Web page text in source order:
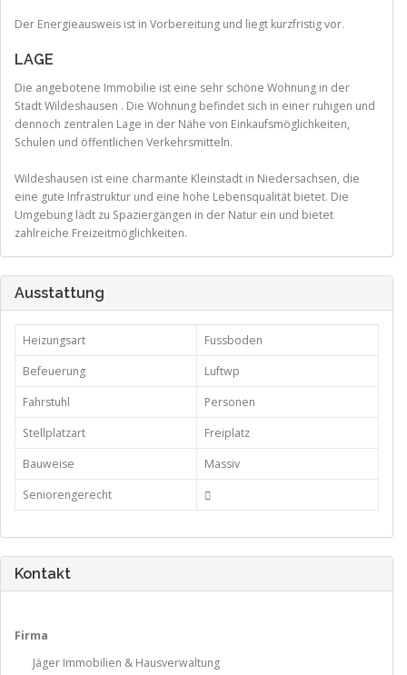
Der Energieausweis ist in Vorbereitung und liegt kurzfristig vor.
LAGE
Die angebotene Immobilie ist eine sehr schöne Wohnung in der
Stadt Wildeshausen . Die Wohnung befindet sich in einer ruhigen und
dennoch zentralen Lage in der Nähe von Einkaufsmöglichkeiten,
Schulen und öffentlichen Verkehrsmitteln.
Wildeshausen ist eine charmante Kleinstadt in Niedersachsen, die
eine gute Infrastruktur und eine hohe Lebensqualität bietet. Die
Umgebung lädt zu Spaziergängen in der Natur ein und bietet
zahlreiche Freizeitmöglichkeiten.
Kontakt
Firma
Jäger Immobilien & Hausverwaltung
Ausstattung
Heizungsart
Fussboden
Befeuerung
Luftwp
Fahrstuhl
Personen
Stellplatzart
Freiplatz
Bauweise
Massiv
Seniorengerecht